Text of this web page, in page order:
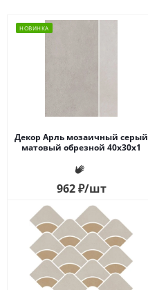
НОВИНКА
Декор Арль мозаичный серый
матовый обрезной 40x30x1
962₽/шт